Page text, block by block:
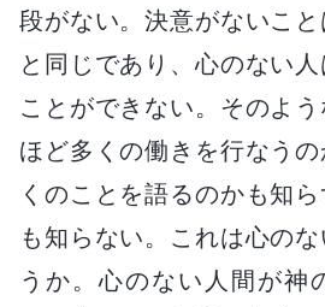
段がない。決意がないこ
と同じであり、心のない
ことができない。そのよ
ほど多くの働きを行なう
くのことを語るのかも知
も知らない。これは心の
うか。心のない人間が神